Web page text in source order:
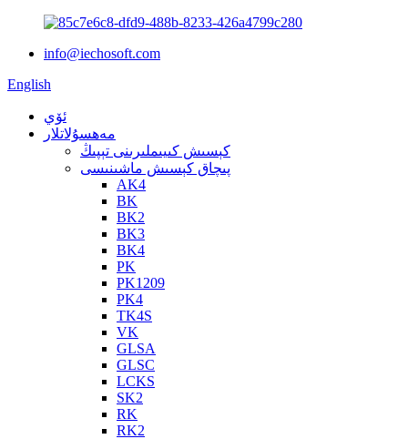
info@iechosoft.com
English
ئۆي
مەھسۇلاتلار
كېسىش كىيىملىرىنى تېپىڭ
پىچاق كېسىش ماشىنىسى
AK4
BK
BK2
BK3
BK4
PK
PK1209
PK4
TK4S
VK
GLSA
GLSC
LCKS
SK2
RK
RK2